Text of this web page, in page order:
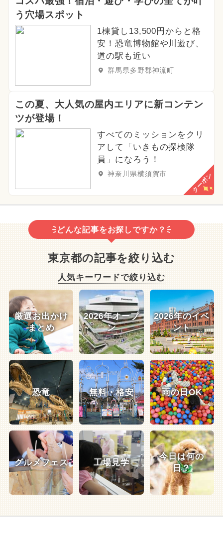
う穴場スポット
1棟貸し13,500円からと格
安！恐竜博物館や川遊び、
道の駅も近い
群馬県多野郡神流町
この夏、大人気の屋内エリアに新コンテン
ツが登場！
すべてのミッションをクリ
アして「いきもの探検隊
員」になろう！
神奈川県横須賀市 クーポン
どんな記事をお探しですか？
東京都の記事を絞り込む
人気キーワードで絞り込む
厳選お出かけ
まとめ
2026年オープ
ン
2026年のイベ
ント
恐竜 無料・格安 雨の日OK
グルメフェス 工場見学
今日は何の
日？